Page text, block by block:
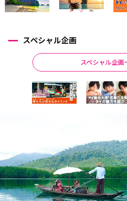
スペシャル企画
スペシャル企画